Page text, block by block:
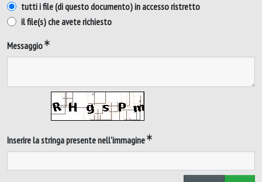
tutti i file (di questo documento) in accesso ristretto
il file(s) che avete richiesto
Messaggio
Inserire la stringa presente nell'immagine